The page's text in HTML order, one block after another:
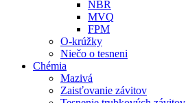
NBR
MVQ
FPM
O-krúžky
Niečo o tesneni
Chémia
Mazivá
Zaisťovanie závitov